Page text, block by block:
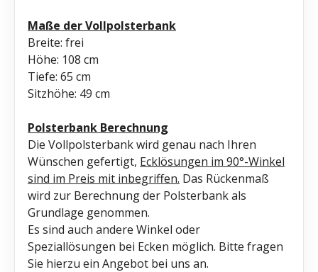
Maße der Vollpolsterbank
Breite: frei
Höhe: 108 cm
Tiefe: 65 cm
Sitzhöhe: 49 cm
Polsterbank Berechnung
Die Vollpolsterbank wird genau nach Ihren
Wünschen gefertigt, Ecklösungen im 90°-Winkel
sind im Preis mit inbegriffen. Das Rückenmaß
wird zur Berechnung der Polsterbank als
Grundlage genommen.
Es sind auch andere Winkel oder
Speziallösungen bei Ecken möglich. Bitte fragen
Sie hierzu ein Angebot bei uns an.